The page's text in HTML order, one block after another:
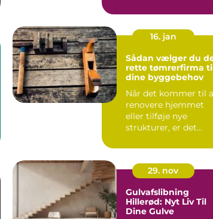
16. jan
Sådan vælger du
rette tømrerfirma
dine byggebehov
Når det kommer til
renovere hjemmet
eller tilføje nye
strukturer, er det
29. nov
Gulvafslibning
Hillerød: Nyt Liv Til
Dine Gulve